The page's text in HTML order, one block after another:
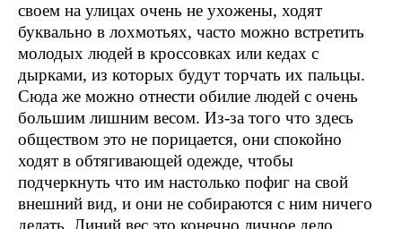
своем на улицах очень не ухожены, ходят
буквально в лохмотьях, часто можно встретить
молодых людей в кроссовках или кедах с
дырками, из которых будут торчать их пальцы.
Сюда же можно отнести обилие людей с очень
большим лишним весом. Из-за того что здесь
обществом это не порицается, они спокойно
ходят в обтягивающей одежде, чтобы
подчеркнуть что им настолько пофиг на свой
внешний вид, и они не собираются с ним ничего
делать. Линий вес это конечно личное дело